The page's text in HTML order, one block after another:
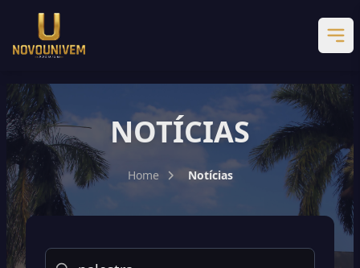
NOTÍCIAS
Home Notícias
Buscar